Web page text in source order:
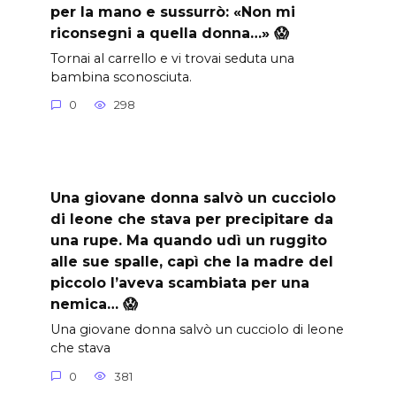
per la mano e sussurrò: «Non mi
riconsegni a quella donna…» 😱
Tornai al carrello e vi trovai seduta una
bambina sconosciuta.
0 298
Una giovane donna salvò un cucciolo
di leone che stava per precipitare da
una rupe. Ma quando udì un ruggito
alle sue spalle, capì che la madre del
piccolo l’aveva scambiata per una
nemica… 😱
Una giovane donna salvò un cucciolo di leone
che stava
0 381